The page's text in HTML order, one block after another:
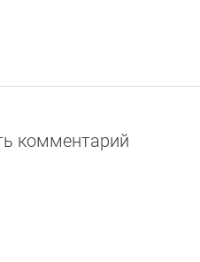
комментарий